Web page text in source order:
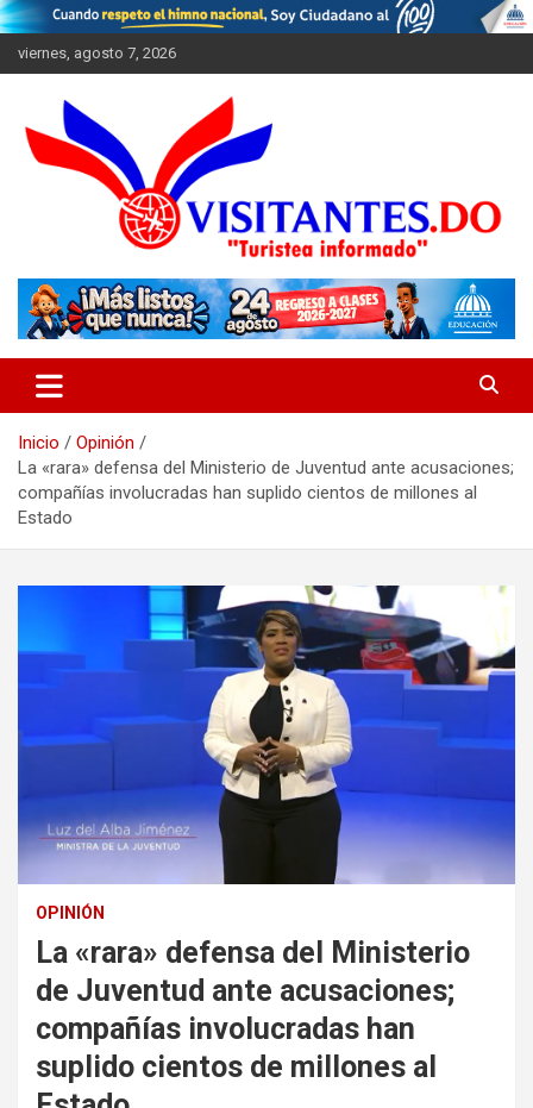
Saltar
al
contenido
viernes, agosto 7, 2026
Visitantes
Inicio
Opinión
La «rara» defensa del Ministerio de Juventud ante acusaciones;
compañías involucradas han suplido cientos de millones al
Estado
OPINIÓN
La «rara» defensa del Ministerio
de Juventud ante acusaciones;
compañías involucradas han
suplido cientos de millones al